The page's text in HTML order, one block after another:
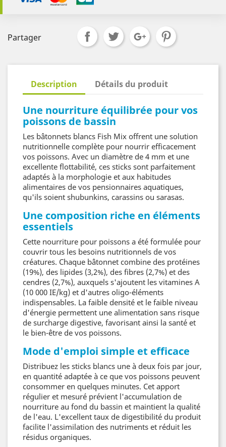
Partager
Description Détails du produit
Une nourriture équilibrée pour vos
poissons de bassin
Les bâtonnets blancs Fish Mix offrent une solution
nutritionnelle complète pour nourrir efficacement
vos poissons. Avec un diamètre de 4 mm et une
excellente flottabilité, ces sticks sont parfaitement
adaptés à la morphologie et aux habitudes
alimentaires de vos pensionnaires aquatiques,
qu'ils soient shubunkins, carassins ou sarasas.
Une composition riche en éléments
essentiels
Cette nourriture pour poissons a été formulée pour
couvrir tous les besoins nutritionnels de vos
créatures. Chaque bâtonnet combine des protéines
(19%), des lipides (3,2%), des fibres (2,7%) et des
cendres (2,7%), auxquels s'ajoutent les vitamines A
(10 000 IE/kg) et d'autres oligo-éléments
indispensables. La faible densité et le faible niveau
d'énergie permettent une alimentation sans risque
de surcharge digestive, favorisant ainsi la santé et
le bien-être de vos poissons.
Mode d'emploi simple et efficace
Distribuez les sticks blancs une à deux fois par jour,
en quantité adaptée à ce que vos poissons peuvent
consommer en quelques minutes. Cet apport
régulier et mesuré prévient l'accumulation de
nourriture au fond du bassin et maintient la qualité
de l'eau. L'excellent taux de digestibilité du produit
facilite l'assimilation des nutriments et réduit les
résidus organiques.